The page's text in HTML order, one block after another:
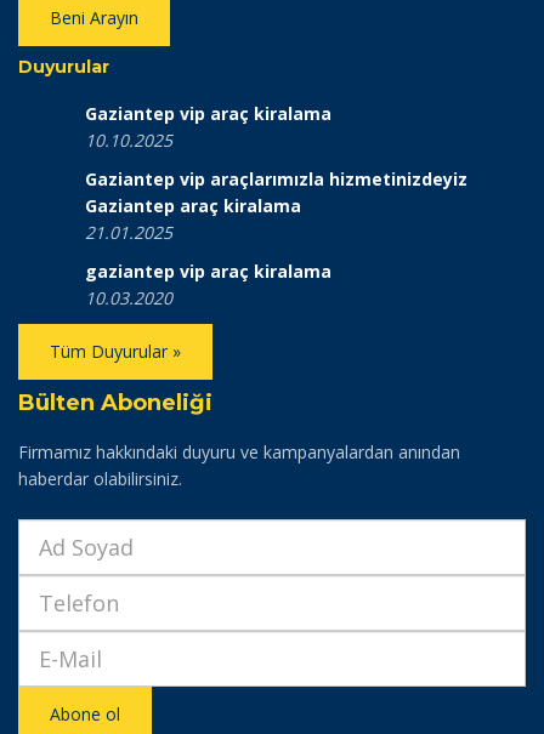
Beni Arayın
Duyurular
Gaziantep vip araç kiralama
10.10.2025
Gaziantep vip araçlarımızla hizmetinizdeyiz
Gaziantep araç kiralama
21.01.2025
gaziantep vip araç kiralama
10.03.2020
Tüm Duyurular »
Bülten Aboneliği
Firmamız hakkındaki duyuru ve kampanyalardan anından
haberdar olabilirsiniz.
Abone ol